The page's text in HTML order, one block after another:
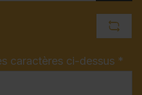
caractères ci-dessus *